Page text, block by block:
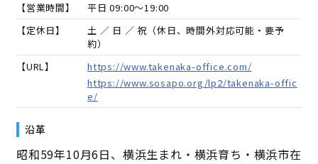
【営業時間】
平日 09:00～19:00
【定休日】
土 ／ 日 ／ 祝（休日、時間外対応可能・要予
約）
【URL】
https://www.takenaka-office.com/
https://www.sosapo.org/lp2/takenaka-offic
e/
沿革
昭和59年10月6日、横浜生まれ・横浜育ち・横浜市在